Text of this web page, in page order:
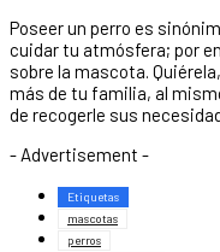
Poseer un perro es
cuidar tu atmósfera; por
sobre la mascota.
más de tu familia, al
de recogerle sus
- Advertisement -
Etiquetas
mascotas
perros